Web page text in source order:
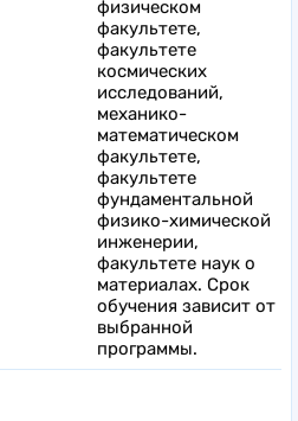
физическом
факультете,
факультете
космических
исследований,
механико-
математическом
факультете,
факультете
фундаментальной
физико-химической
инженерии,
факультете наук о
материалах. Срок
обучения зависит от
выбранной
программы.